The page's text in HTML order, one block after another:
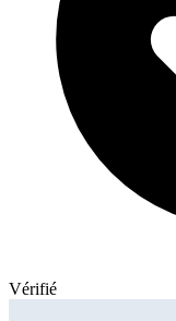
Vérifié